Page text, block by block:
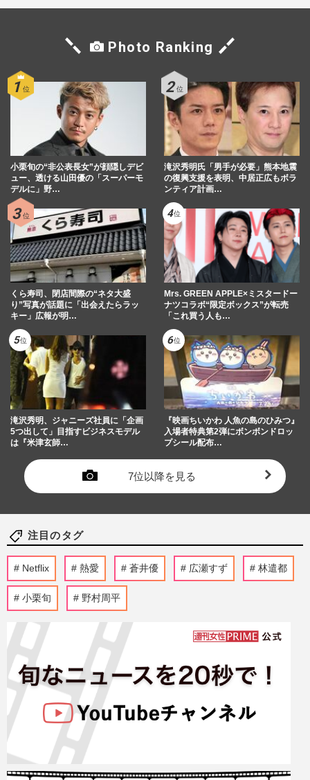
Photo Ranking
小栗旬の“非公表長女”が顔隠しデビ
ュー、透ける山田優の「スーパーモ
デルに」野…
滝沢秀明氏「男手が必要」熊本地震
の復興支援を表明、中居正広もボラ
ンティア計画…
くら寿司、閉店間際の“ネタ大盛
り”写真が話題に「出会えたらラッ
キー」広報が明…
Mrs. GREEN APPLE×ミスタードー
ナツコラボ“限定ボックス”が転売
「これ買う人も…
滝沢秀明、ジャニーズ社員に「企画
5つ出して」目指すビジネスモデル
は『米津玄師…
『映画ちいかわ 人魚の島のひみつ』
入場者特典第2弾にボンボンドロッ
プシール配布…
7位以降を見る
注目のタグ
Netflix 熱愛 蒼井優 広瀬すず 林遣都
小栗旬 野村周平